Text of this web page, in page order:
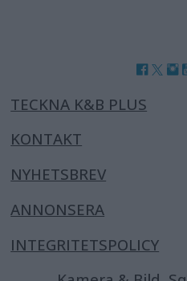
TECKNA K&B PLUS
KONTAKT
NYHETSBREV
ANNONSERA
INTEGRITETSPOLICY